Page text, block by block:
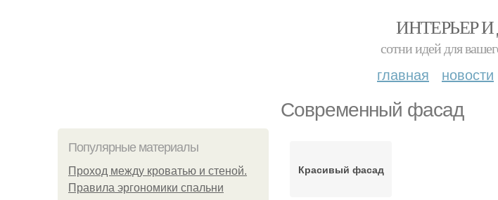
ИНТЕРЬЕР
сотни идей для
главная новости
Современный фасад
Популярные материалы
Проход между кроватью и стеной.
Правила эргономики спальни
Красивый фасад